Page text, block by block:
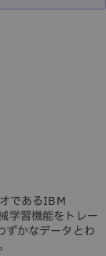
であるIBM
学習機能をトレー
ずかなデータとわ